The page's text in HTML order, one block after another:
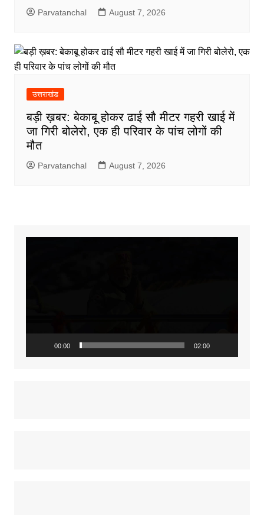
Parvatanchal August 7, 2026
उत्तराखंड
बड़ी ख़बर: बेकाबू होकर ढाई सौ मीटर गहरी खाई में
जा गिरी बोलेरो, एक ही परिवार के पांच लोगों की
मौत
Parvatanchal August 7, 2026
00:00 02:00